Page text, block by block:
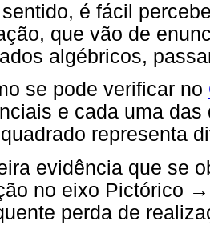
é fácil
que vão de
algébricos,
se pode verificar no
e cada uma
representa
evidência que se
no eixo Pictórico
perda de